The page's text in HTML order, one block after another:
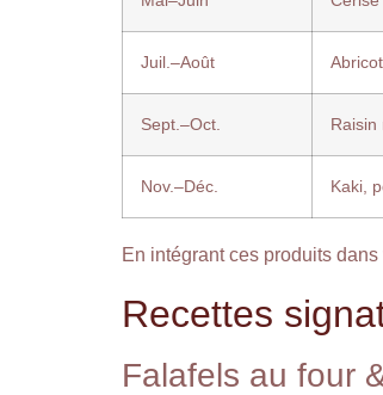
Juil.–Août
Sept.–Oct. Raisin
Nov.–Déc. Kaki,
En intégrant ces produits
Recettes
Falafels au four